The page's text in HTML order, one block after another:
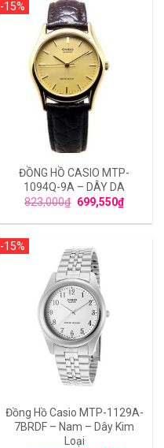
-15%
ĐỒNG HỒ CASIO MTP-
1094Q-9A – DÂY DA
823,000₫ 699,550₫
-15%
Đồng Hồ Casio MTP-1129A-
7BRDF – Nam – Dây Kim
Loại